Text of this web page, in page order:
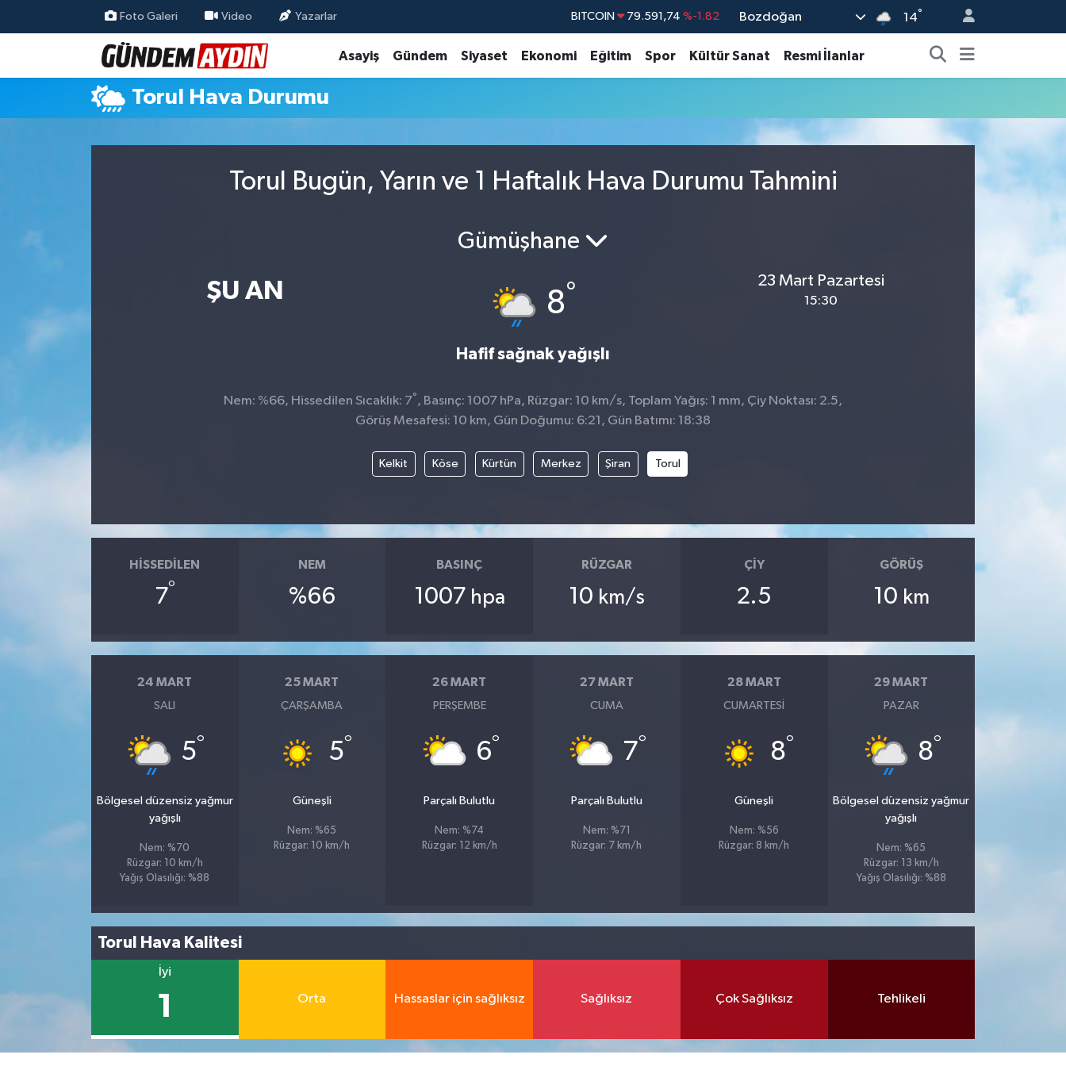
Foto Galeri Video Yazarlar BITCOIN 79.591,74 %-1.82 Bozdoğan 14°
Asayiş Gündem Siyaset Ekonomi Eğitim Spor Kültür Sanat Resmi İlanlar
Torul Hava Durumu
Torul Bugün, Yarın ve 1 Haftalık Hava Durumu Tahmini
ŞU AN
Gümüşhane
8°
Hafif sağnak yağışlı
23 Mart Pazartesi
15:30
Nem: %66, Hissedilen Sıcaklık: 7° , Basınç: 1007 hPa, Rüzgar: 10 km/s, Toplam Yağış: 1 mm, Çiy Noktası: 2.5,
Görüş Mesafesi: 10 km, Gün Doğumu: 6:21, Gün Batımı: 18:38
Kelkit Köse Kürtün Merkez Şiran Torul
HISSEDILEN
7°
NEM
%66
BASINÇ
1007 hpa
RÜZGAR
10 km/s
ÇIY
2.5
GÖRÜŞ
10 km
24 MART
SALI
5°
Bölgesel düzensiz yağmur
yağışlı
Nem: %70
Rüzgar: 10 km/h
Yağış Olasılığı: %88
25 MART
ÇARŞAMBA
5°
Güneşli
Nem: %65
Rüzgar: 10 km/h
26 MART
PERŞEMBE
6°
Parçalı Bulutlu
Nem: %74
Rüzgar: 12 km/h
27 MART
CUMA
7°
Parçalı Bulutlu
Nem: %71
Rüzgar: 7 km/h
28 MART
CUMARTESI
8°
Güneşli
Nem: %56
Rüzgar: 8 km/h
29 MART
PAZAR
8°
Bölgesel düzensiz yağmur
yağışlı
Nem: %65
Rüzgar: 13 km/h
Yağış Olasılığı: %88
Torul Hava Kalitesi
İyi
1 Orta Hassaslar için sağlıksız Sağlıksız Çok Sağlıksız Tehlikeli
Aydın Nöbetçi Eczaneler
Aydın Hava Durumu